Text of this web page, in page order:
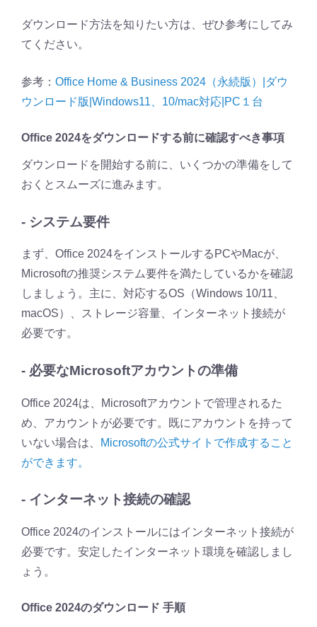
ダウンロード方法を知りたい方は、ぜひ参考にしてみ
てください。
参考： Office Home & Business 2024（永続版）|ダウ
ウンロード版|Windows11、10/mac対応|PC１台
Office 2024をダウンロードする前に確認すべき事項
ダウンロードを開始する前に、いくつかの準備をして
おくとスムーズに進みます。
- システム要件
まず、Office 2024をインストールするPCやMacが、
Microsoftの推奨システム要件を満たしているかを確認
しましょう。主に、対応するOS（Windows 10/11、
macOS）、ストレージ容量、インターネット接続が
必要です。
- 必要なMicrosoftアカウントの準備
Office 2024は、Microsoftアカウントで管理されるた
め、アカウントが必要です。既にアカウントを持って
いない場合は、
Microsoftの公式サイトで作成すること
ができます。
- インターネット接続の確認
Office 2024のインストールにはインターネット接続が
必要です。安定したインターネット環境を確認しまし
ょう。
Office 2024のダウンロード 手順